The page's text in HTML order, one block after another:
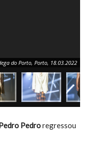
do Porto, Porto, 18.03.2022
Pedroregressou